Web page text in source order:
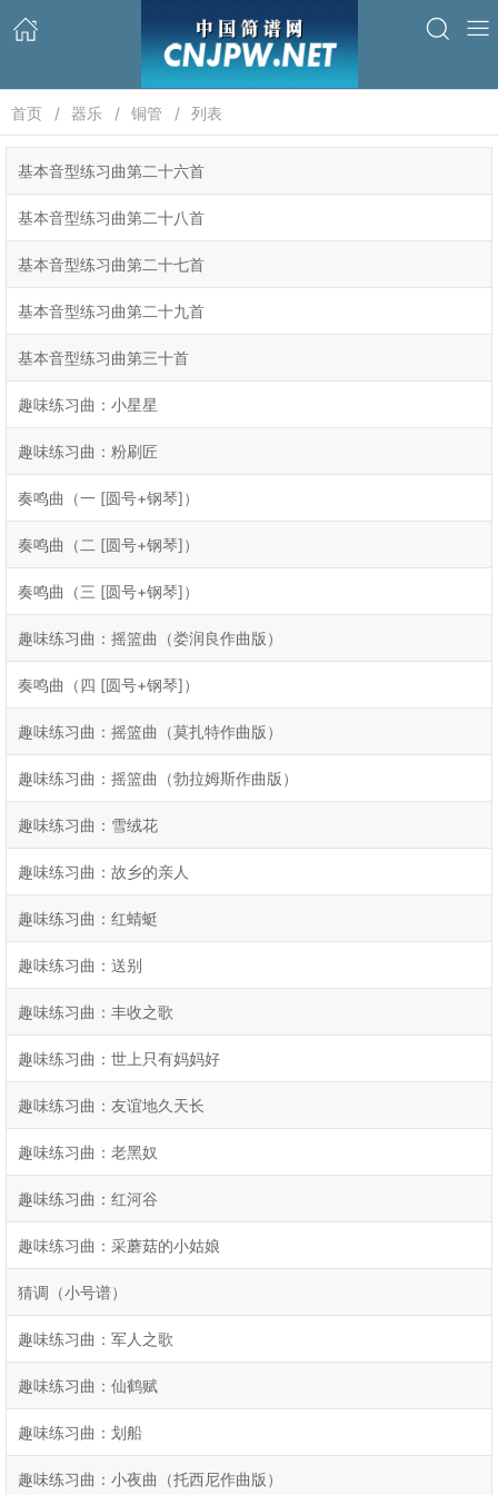
首页 器乐 铜管 列表
基本音型练习曲第二十六首
基本音型练习曲第二十八首
基本音型练习曲第二十七首
基本音型练习曲第二十九首
基本音型练习曲第三十首
趣味练习曲：小星星
趣味练习曲：粉刷匠
奏鸣曲（一 [圆号+钢琴]）
奏鸣曲（二 [圆号+钢琴]）
奏鸣曲（三 [圆号+钢琴]）
趣味练习曲：摇篮曲（娄润良作曲版）
奏鸣曲（四 [圆号+钢琴]）
趣味练习曲：摇篮曲（莫扎特作曲版）
趣味练习曲：摇篮曲（勃拉姆斯作曲版）
趣味练习曲：雪绒花
趣味练习曲：故乡的亲人
趣味练习曲：红蜻蜓
趣味练习曲：送别
趣味练习曲：丰收之歌
趣味练习曲：世上只有妈妈好
趣味练习曲：友谊地久天长
趣味练习曲：老黑奴
趣味练习曲：红河谷
趣味练习曲：采蘑菇的小姑娘
猜调（小号谱）
趣味练习曲：军人之歌
趣味练习曲：仙鹤赋
趣味练习曲：划船
趣味练习曲：小夜曲（托西尼作曲版）